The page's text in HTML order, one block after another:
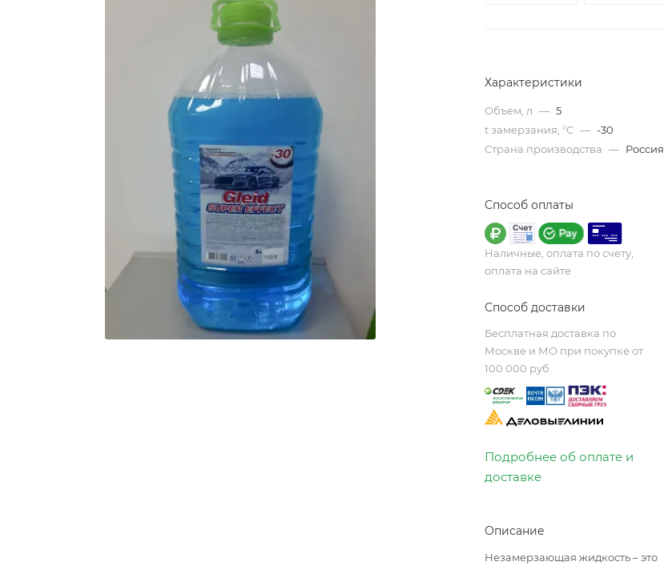
Характеристики
Объем, л — 5
t замерзания, °С — -30
Страна производства — Россия
Способ оплаты
Наличные, оплата по счету,
оплата на сайте
Способ доставки
Бесплатная доставка по
Москве и МО при покупке от
100 000 руб.
Подробнее об оплате и
доставке
Описание
Незамерзающая жидкость – это